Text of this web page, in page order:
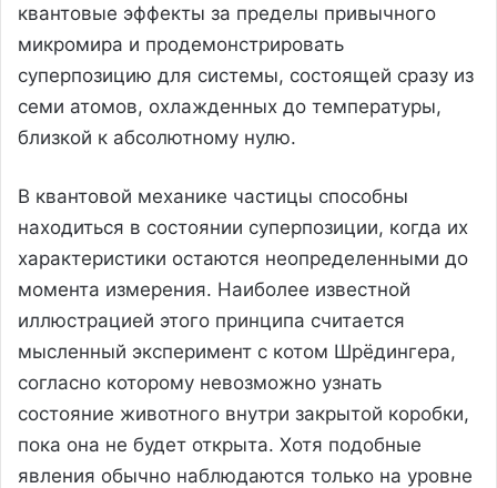
квантовые эффекты за пределы привычного
микромира и продемонстрировать
суперпозицию для системы, состоящей сразу из
семи атомов, охлажденных до температуры,
близкой к абсолютному нулю.
В квантовой механике частицы способны
находиться в состоянии суперпозиции, когда их
характеристики остаются неопределенными до
момента измерения. Наиболее известной
иллюстрацией этого принципа считается
мысленный эксперимент с котом Шрёдингера,
согласно которому невозможно узнать
состояние животного внутри закрытой коробки,
пока она не будет открыта. Хотя подобные
явления обычно наблюдаются только на уровне